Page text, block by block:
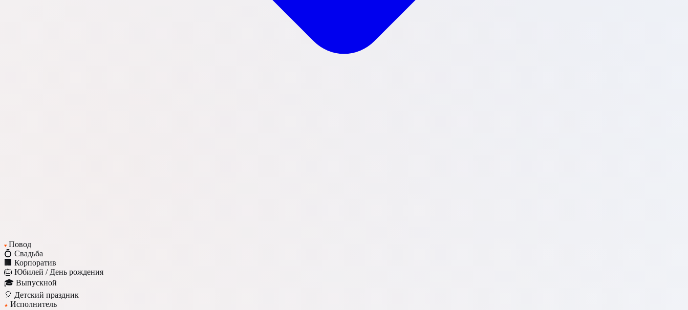
♥ Повод
💍 Свадьба
🏢 Корпоратив
🎂 Юбилей / День рождения
🎓 Выпускной
🎈 Детский праздник
★ Исполнитель